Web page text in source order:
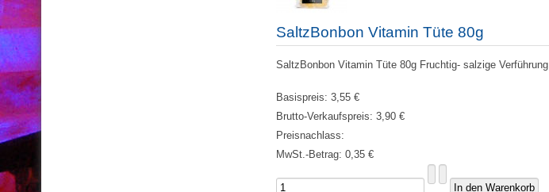
SaltzBonbon Vitamin Tüte 80g
SaltzBonbon Vitamin Tüte 80g Fruchtig- salzige Verführung
Basispreis: 3,55 €
Brutto-Verkaufspreis: 3,90 €
Preisnachlass:
MwSt.-Betrag: 0,35 €